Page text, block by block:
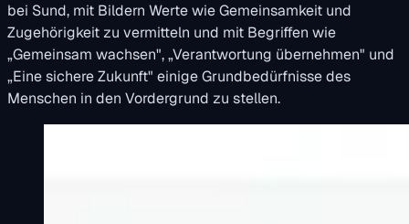
bei Sund, mit Bildern Werte wie Gemeinsamkeit und
Zugehörigkeit zu vermitteln und mit Begriffen wie
„Gemeinsam wachsen", „Verantwortung übernehmen" und
„Eine sichere Zukunft" einige Grundbedürfnisse des
Menschen in den Vordergrund zu stellen.